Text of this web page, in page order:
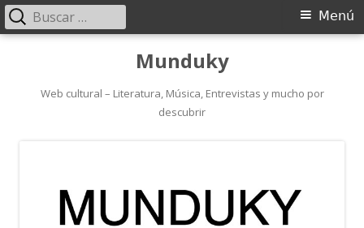
contenido
Munduky
Web cultural – Literatura, Música, Entrevistas y mucho por
descubrir
Menú
Menú
Buscar: